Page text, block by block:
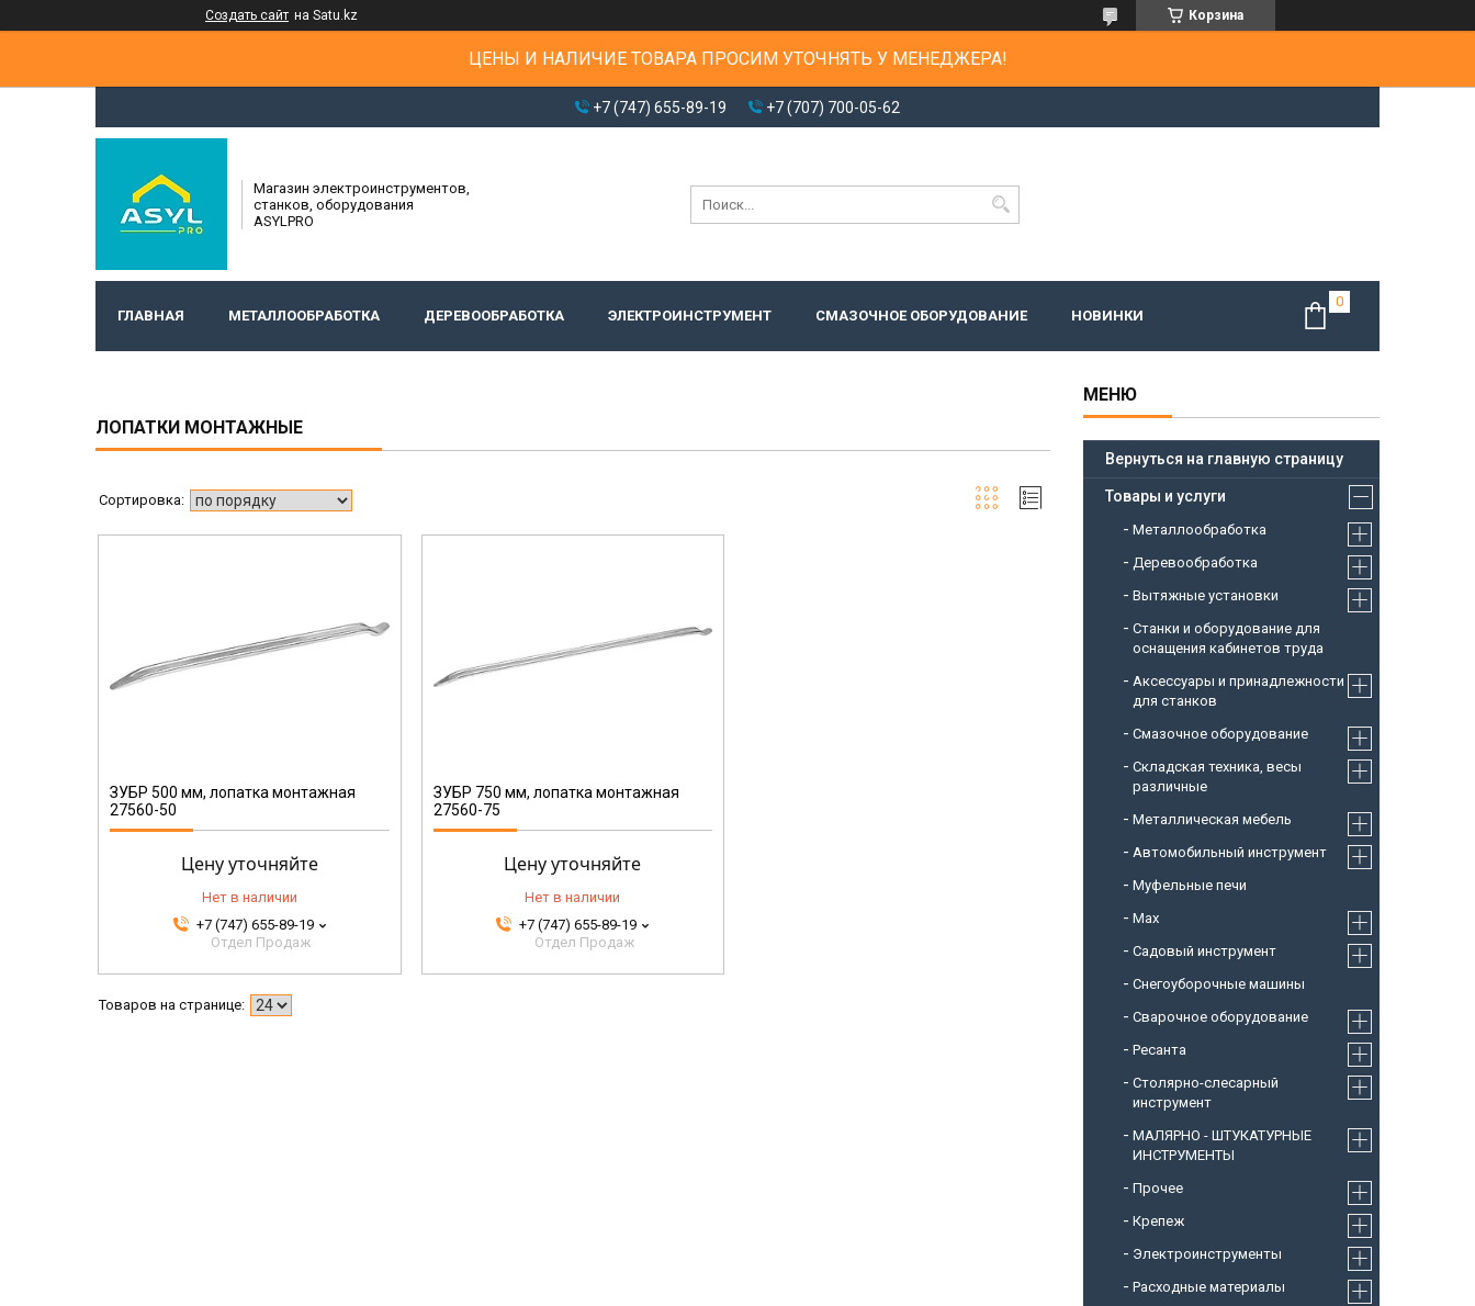
Создать сайт на Satu.kz Корзина
ЦЕНЫ И НАЛИЧИЕ ТОВАРА ПРОСИМ УТОЧНЯТЬ У МЕНЕДЖЕРА!
+7 (747) 655-89-19 +7 (707) 700-05-62
Магазин электроинструментов,
станков, оборудования
ASYLPRO
ГЛАВНАЯ МЕТАЛЛООБРАБОТКА ДЕРЕВООБРАБОТКА ЭЛЕКТРОИНСТРУМЕНТ СМАЗОЧНОЕ ОБОРУДОВАНИЕ НОВИНКИ
ЛОПАТКИ МОНТАЖНЫЕ
ЗУБР 500 мм, лопатка монтажная
27560-50
Цену уточняйте
Нет в наличии
+7 (747) 655-89-19
Отдел Продаж
ЗУБР 750 мм, лопатка монтажная
27560-75
Цену уточняйте
Нет в наличии
+7 (747) 655-89-19
Отдел Продаж
Вернуться на главную страницу
Товары и услуги
Металлообработка
Деревообработка
Вытяжные установки
Станки и оборудование для
оснащения кабинетов труда
Аксессуары и принадлежности
для станков
Смазочное оборудование
Складская техника, весы
различные
Металлическая мебель
Автомобильный инструмент
Муфельные печи
Max
Садовый инструмент
Снегоуборочные машины
Cварочное оборудование
Ресанта
Столярно-слесарный
инструмент
МАЛЯРНО - ШТУКАТУРНЫЕ
ИНСТРУМЕНТЫ
Прочее
Крепеж
Электроинструменты
Расходные материалы